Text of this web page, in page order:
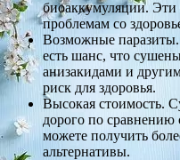
биоаккумуляции.
проблемам со
Возможные
есть шанс, что
анизакидами и
риск для здоровья.
Высокая стоимость.
дорого по
можете получить
альтернативы.